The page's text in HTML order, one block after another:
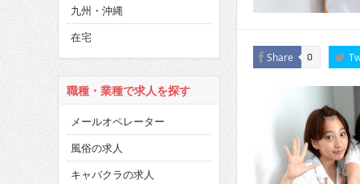
Share 0
九州・沖縄
在宅
職種・業種で求人を探す
メールオペレーター
風俗の求人
キャバクラの求人